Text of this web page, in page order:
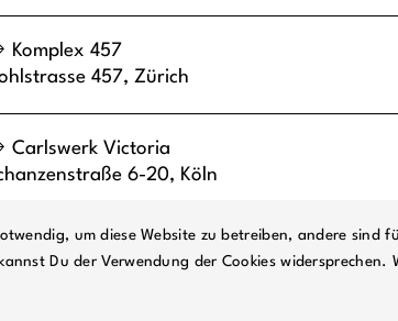
Komplex 457
457, Zürich
Carlswerk Victoria
6-20, Köln
um diese Website zu betreiben, andere sind
Du der Verwendung der Cookies